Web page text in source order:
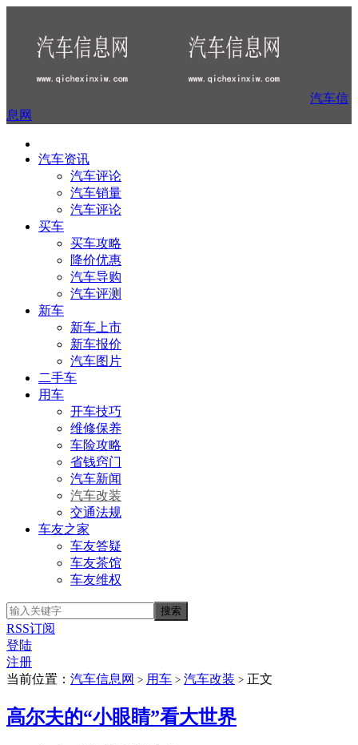
汽车信
息网
汽车资讯
汽车评论
汽车销量
汽车评论
买车
买车攻略
降价优惠
汽车导购
汽车评测
新车
新车上市
新车报价
汽车图片
二手车
用车
开车技巧
维修保养
车险攻略
省钱窍门
汽车新闻
汽车改装
交通法规
车友之家
车友答疑
车友茶馆
车友维权
RSS订阅
登陆
注册
当前位置： 汽车信息网 > 用车 > 汽车改装 > 正文
高尔夫的“小眼睛”看大世界